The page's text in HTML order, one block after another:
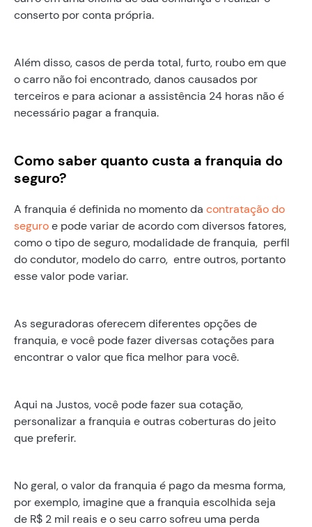
conserto por conta própria.
Além disso, casos de perda total, furto, roubo em que
o carro não foi encontrado, danos causados por
terceiros e para acionar a assistência 24 horas não é
necessário pagar a franquia.
Como saber quanto custa a franquia do
seguro?
A franquia é definida no momento da contratação do
seguroe pode variar de acordo com diversos fatores,
como o tipo de seguro, modalidade de franquia, perfil
do condutor, modelo do carro, entre outros, portanto
esse valor pode variar.
As seguradoras oferecem diferentes opções de
franquia, e você pode fazer diversas cotações para
encontrar o valor que fica melhor para você.
Aqui na Justos, você pode fazer sua cotação,
personalizar a franquia e outras coberturas do jeito
que preferir.
No geral, o valor da franquia é pago da mesma forma,
por exemplo, imagine que a franquia escolhida seja
de R$ 2 mil reais e o seu carro sofreu uma perda